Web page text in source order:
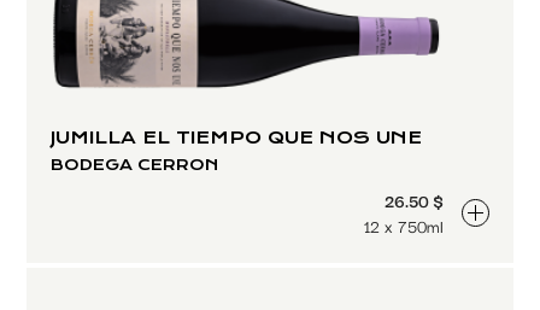
JUMILLA EL TIEMPO QUE NOS UNE
BODEGA CERRON
26.50 $
12 x 750ml